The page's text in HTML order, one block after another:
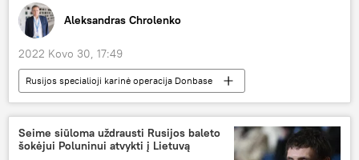
Aleksandras Chrolenko
2022 Kovo 30, 17:49
Rusijos specialioji karinė operacija Donbase
Rusija
sraigtasparnis
karinis sraigtasparnis
karinė technika
Ukraina
Kolumnistas
Seime siūloma uždrausti Rusijos baleto
šokėjui Poluninui atvykti į Lietuvą